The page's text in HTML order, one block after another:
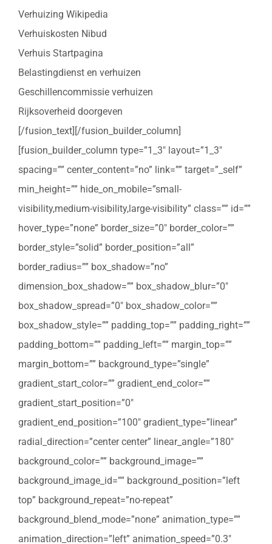
Verhuizing Wikipedia
Verhuiskosten Nibud
Verhuis Startpagina
Belastingdienst en verhuizen
Geschillencommissie verhuizen
Rijksoverheid doorgeven
[/fusion_text][/fusion_builder_column]
[fusion_builder_column type=”1_3″ layout=”1_3″
spacing=”” center_content=”no” link=”” target=”_self”
min_height=”” hide_on_mobile=”small-
visibility,medium-visibility,large-visibility” class=”” id=””
hover_type=”none” border_size=”0″ border_color=””
border_style=”solid” border_position=”all”
border_radius=”” box_shadow=”no”
dimension_box_shadow=”” box_shadow_blur=”0″
box_shadow_spread=”0″ box_shadow_color=””
box_shadow_style=”” padding_top=”” padding_right=””
padding_bottom=”” padding_left=”” margin_top=””
margin_bottom=”” background_type=”single”
gradient_start_color=”” gradient_end_color=””
gradient_start_position=”0″
gradient_end_position=”100″ gradient_type=”linear”
radial_direction=”center center” linear_angle=”180″
background_color=”” background_image=””
background_image_id=”” background_position=”left
top” background_repeat=”no-repeat”
background_blend_mode=”none” animation_type=””
animation_direction=”left” animation_speed=”0.3″